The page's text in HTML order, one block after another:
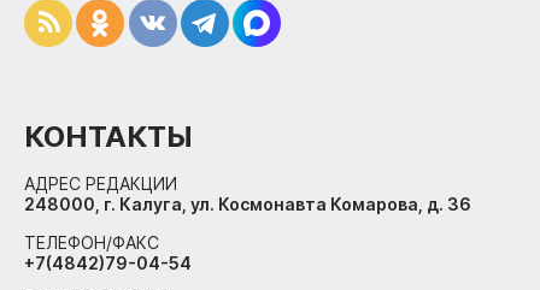
КОНТАКТЫ
АДРЕС РЕДАКЦИИ
248000, г. Калуга, ул. Космонавта Комарова, д. 36
ТЕЛЕФОН/ФАКС
+7(4842)79-04-54